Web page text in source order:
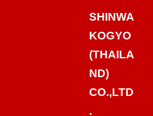
SHINWA
KOGYO
(THAILA
ND)
CO.,LTD
.